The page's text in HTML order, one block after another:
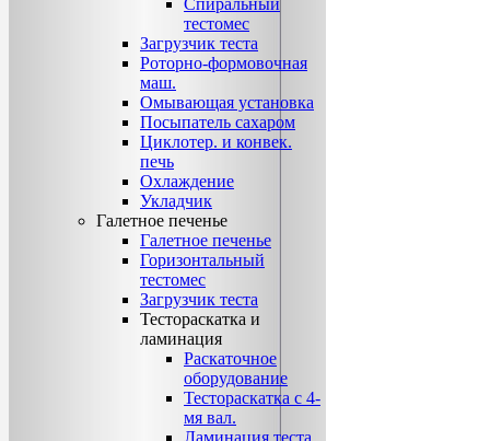
Спиральный
тестомес
Загрузчик теста
Роторно-формовочная
маш.
Омывающая установка
Посыпатель сахаром
Циклотер. и конвек.
печь
Охлаждение
Укладчик
Галетное печенье
Галетное печенье
Горизонтальный
тестомес
Загрузчик теста
Тестораскатка и
ламинация
Раскаточное
оборудование
Тестораскатка с 4-
мя вал.
Ламинация теста